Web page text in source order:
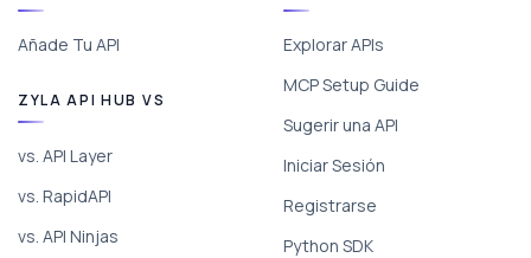
Añade Tu API
ZYLA API HUB VS
vs. API Layer
vs. RapidAPI
vs. API Ninjas
Explorar APIs
MCP Setup Guide
Sugerir una API
Iniciar Sesión
Registrarse
Python SDK